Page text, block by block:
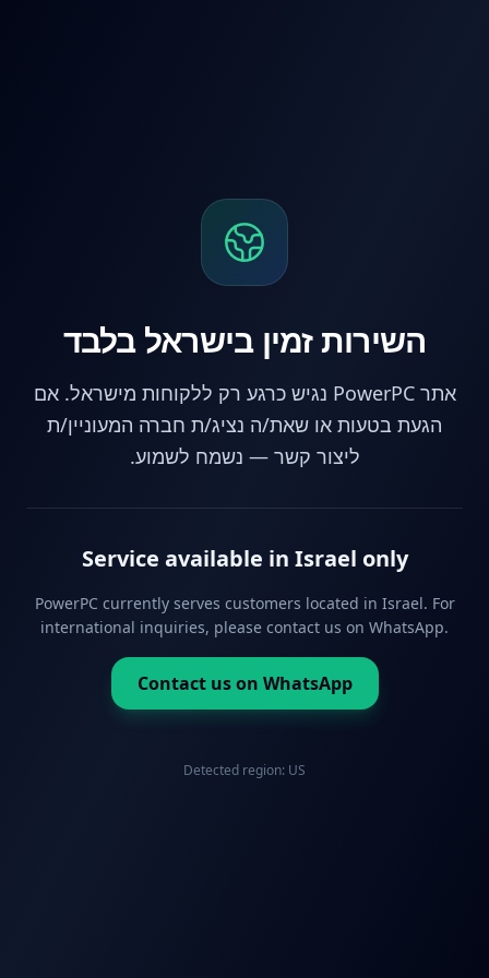
השירות זמין בישראל בלבד
אתר PowerPC נגיש כרגע רק ללקוחות מישראל. אם
הגעת בטעות או שאת/ה נציג/ת חברה המעוניין/ת
ליצור קשר — נשמח לשמוע.
Service available in Israel only
PowerPC currently serves customers located in Israel. For
international inquiries, please contact us on WhatsApp.
Contact us on WhatsApp
Detected region: US